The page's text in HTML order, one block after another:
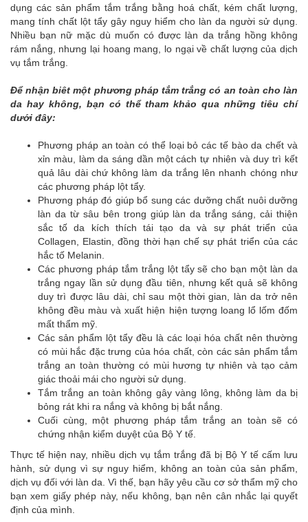
dụng các sản phẩm tắm trắng bằng hoá chất, kém chất lượng,
mang tính chất lột tẩy gây nguy hiểm cho làn da người sử dụng.
Nhiều bạn nữ mặc dù muốn có được làn da trắng hồng không
rám nắng, nhưng lại hoang mang, lo ngại về chất lượng của dịch
vụ tắm trắng.
Để nhận biêt một phương pháp tắm trắng có an toàn cho làn
da hay không, bạn có thể tham khảo qua những tiêu chí
dưới đây:
Phương pháp an toàn có thể loại bỏ các tế bào da chết và
xỉn màu, làm da sáng dần một cách tự nhiên và duy trì kết
quả lâu dài chứ không làm da trắng lên nhanh chóng như
các phương pháp lột tẩy.
Phương pháp đó giúp bổ sung các dưỡng chất nuôi dưỡng
làn da từ sâu bên trong giúp làn da trắng sáng, cải thiện
sắc tố da kích thích tái tạo da và sự phát triển của
Collagen, Elastin, đồng thời hạn chế sự phát triển của các
hắc tố Melanin.
Các phương pháp tắm trắng lột tẩy sẽ cho bạn một làn da
trắng ngay lần sử dụng đầu tiên, nhưng kết quả sẽ không
duy trì được lâu dài, chỉ sau một thời gian, làn da trở nên
không đều màu và xuất hiện hiện tượng loang lổ lốm đốm
mất thẩm mỹ.
Các sản phẩm lột tẩy đều là các loại hóa chất nên thường
có mùi hắc đặc trưng của hóa chất, còn các sản phẩm tắm
trắng an toàn thường có mùi hương tự nhiên và tạo cảm
giác thoải mái cho người sử dụng.
Tắm trắng an toàn không gây vàng lông, không làm da bị
bỏng rát khi ra nắng và không bị bắt nắng.
Cuối cùng, một phương pháp tắm trắng an toàn sẽ có
chứng nhận kiểm duyệt của Bộ Y tế.
Thực tế hiện nay, nhiều dịch vụ tắm trắng đã bị Bộ Y tế cấm lưu
hành, sử dụng vì sự nguy hiểm, không an toàn của sản phẩm,
dịch vụ đối với làn da. Vì thế, bạn hãy yêu cầu cơ sở thẩm mỹ cho
bạn xem giấy phép này, nếu không, bạn nên cân nhắc lại quyết
định của mình.